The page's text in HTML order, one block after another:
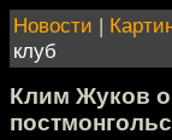
Новости |
клуб
Клим Жуков